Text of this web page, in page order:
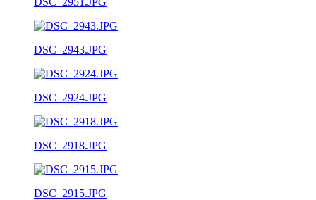
DSC_2943.JPG
DSC_2924.JPG
DSC_2918.JPG
DSC_2915.JPG